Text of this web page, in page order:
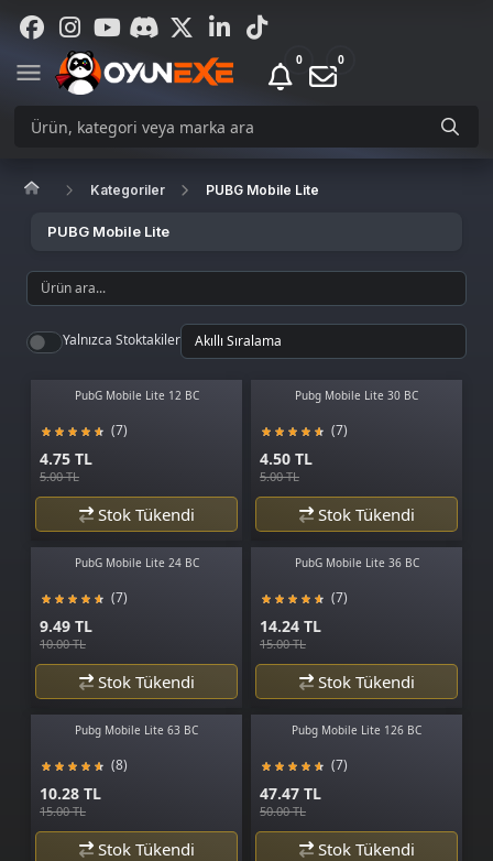
0 0
Kategoriler PUBG Mobile Lite
PUBG Mobile Lite
Yalnızca Stoktakiler
PubG Mobile Lite 12 BC
(7)
4.75 TL
5.00 TL
Stok Tükendi
Pubg Mobile Lite 30 BC
(7)
4.50 TL
5.00 TL
Stok Tükendi
PubG Mobile Lite 24 BC
(7)
9.49 TL
10.00 TL
Stok Tükendi
PubG Mobile Lite 36 BC
(7)
14.24 TL
15.00 TL
Stok Tükendi
Pubg Mobile Lite 63 BC
(8)
10.28 TL
15.00 TL
Stok Tükendi
Pubg Mobile Lite 126 BC
(7)
47.47 TL
50.00 TL
Stok Tükendi